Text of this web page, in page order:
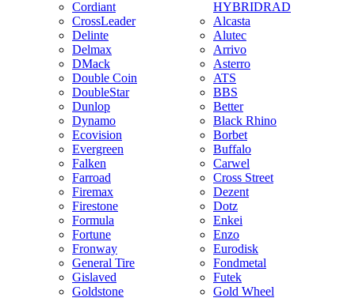
Cordiant
CrossLeader
Delinte
Delmax
DMack
Double Coin
DoubleStar
Dunlop
Dynamo
Ecovision
Evergreen
Falken
Farroad
Firemax
Firestone
Formula
Fortune
Fronway
General Tire
Gislaved
Goldstone
HYBRIDRAD
Alcasta
Alutec
Arrivo
Asterro
ATS
BBS
Better
Black Rhino
Borbet
Buffalo
Carwel
Cross Street
Dezent
Dotz
Enkei
Enzo
Eurodisk
Fondmetal
Futek
Gold Wheel